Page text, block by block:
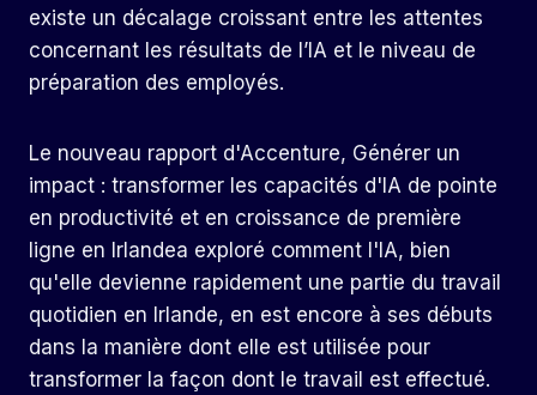
existe un décalage croissant entre les attentes
concernant les résultats de l’IA et le niveau de
préparation des employés.
Le nouveau rapport d'Accenture, Générer un
impact : transformer les capacités d'IA de pointe
en productivité et en croissance de première
ligne en Irlandea exploré comment l'IA, bien
qu'elle devienne rapidement une partie du travail
quotidien en Irlande, en est encore à ses débuts
dans la manière dont elle est utilisée pour
transformer la façon dont le travail est effectué.